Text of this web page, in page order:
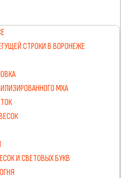
СТРОКИ В ВОРОНЕЖЕ
МХА
И СВЕТОВЫХ БУКВ